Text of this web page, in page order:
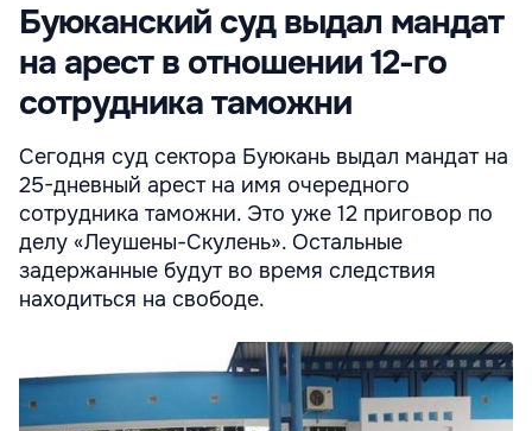
Буюканский суд выдал мандат
на арест в отношении 12-го
сотрудника таможни
Сегодня cуд сектора Буюкань выдал мандат на
25-дневный арест на имя очередного
сотрудника таможни. Это уже 12 приговор по
делу «Леушены-Скулень». Остальные
задержанные будут во время следствия
находиться на свободе.